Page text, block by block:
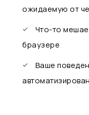
ожидаемую от
Что-то
браузере
Ваше